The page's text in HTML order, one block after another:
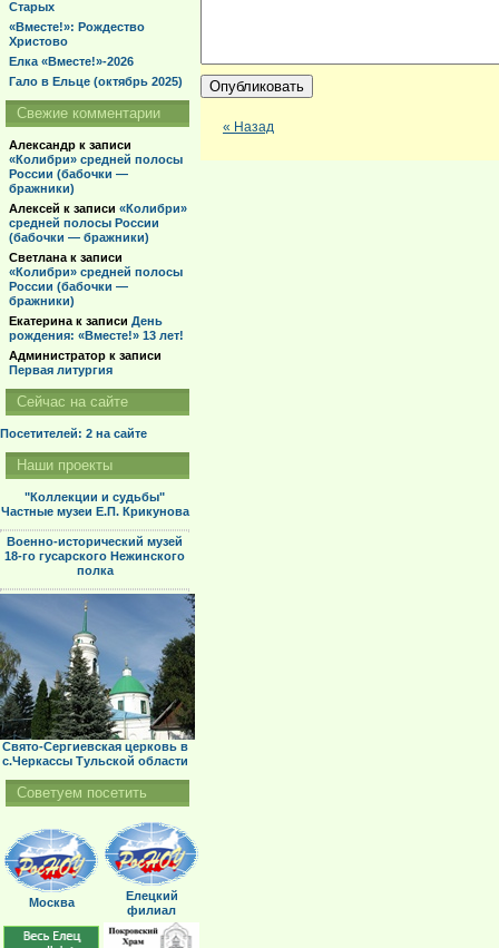
« Назад
Старых
«Вместе!»: Рождество
Христово
Елка «Вместе!»-2026
Гало в Ельце (октябрь 2025)
Свежие комментарии
Александр к записи
«Колибри» средней полосы
России (бабочки —
бражники)
Алексей к записи «Колибри»
средней полосы России
(бабочки — бражники)
Светлана к записи
«Колибри» средней полосы
России (бабочки —
бражники)
Екатерина к записи День
рождения: «Вместе!» 13 лет!
Администратор к записи
Первая литургия
Сейчас на сайте
Посетителей: 2 на сайте
Наши проекты
"Коллекции и судьбы"
Частные музеи Е.П. Крикунова
Военно-исторический музей
18-го гусарского Нежинского
полка
Свято-Сергиевская церковь в
с.Черкассы Тульской области
Советуем посетить
Москва
Елецкий
филиал